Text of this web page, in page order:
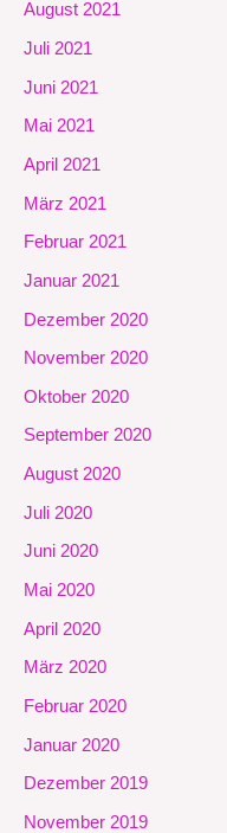
August 2021
Juli 2021
Juni 2021
Mai 2021
April 2021
März 2021
Februar 2021
Januar 2021
Dezember 2020
November 2020
Oktober 2020
September 2020
August 2020
Juli 2020
Juni 2020
Mai 2020
April 2020
März 2020
Februar 2020
Januar 2020
Dezember 2019
November 2019